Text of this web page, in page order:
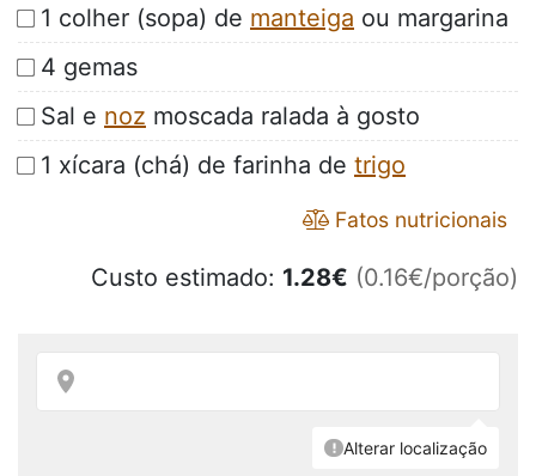
1 colher (sopa) de manteiga ou margarina
4 gemas
Sal e noz moscada ralada à gosto
1 xícara (chá) de farinha de trigo
Fatos nutricionais
Custo estimado: 1.28€ (0.16€/porção)